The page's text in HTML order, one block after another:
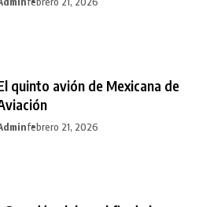
quinto avión de Mexicana de
febrero 21, 2026